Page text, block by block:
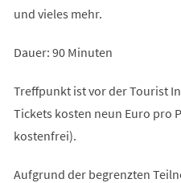
und vieles mehr.
Dauer: 90 Minuten
Treffpunkt ist vor der Tourist
Tickets kosten neun Euro pro
kostenfrei).
Aufgrund der begrenzten